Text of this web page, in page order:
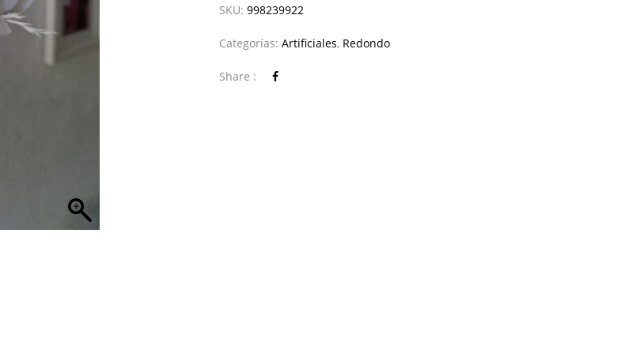
SKU:998239922
Categorías:Artificiales, Redondo
Share :